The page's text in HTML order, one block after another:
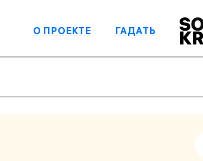
О ПРОЕКТЕ ГАДАТЬ